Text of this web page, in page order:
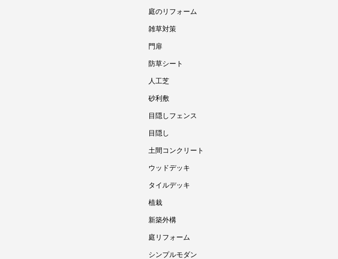
庭のリフォーム
雑草対策
門扉
防草シート
人工芝
砂利敷
目隠しフェンス
目隠し
土間コンクリート
ウッドデッキ
タイルデッキ
植栽
新築外構
庭リフォーム
シンプルモダン